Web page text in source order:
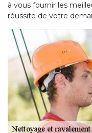
à vous fournir les
réussite de votre